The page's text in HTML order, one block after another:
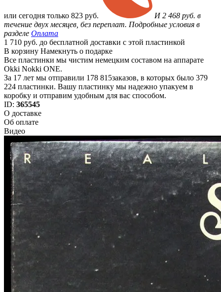
или сегодня только 823 руб.
И 2 468 руб. в
течение двух месяцев, без переплат. Подробные условия в
разделе Оплата
1 710 руб. до бесплатной доставки с этой пластинкой
В корзину Намекнуть о подарке
Все пластинки мы чистим немецким составом на аппарате
Okki Nokki ONE.
За 17 лет мы отправили 178 815заказов, в которых было 379
224 пластинки. Вашу пластинку мы надежно упакуем в
коробку и отправим удобным для вас способом.
ID: 365545
О доставке
Об оплате
Видео